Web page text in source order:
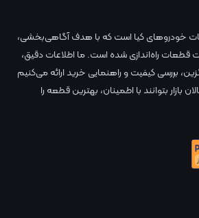
کیا است که با هدف آگاهی‌بخشی،
راه‌اندازی شده است. ما اطلاعات دقیق،
بررسی کیفیت و راهنمایی خرید ارائه می‌کنیم
بازار بتوانند با اطمینان، بهترین قطعه را